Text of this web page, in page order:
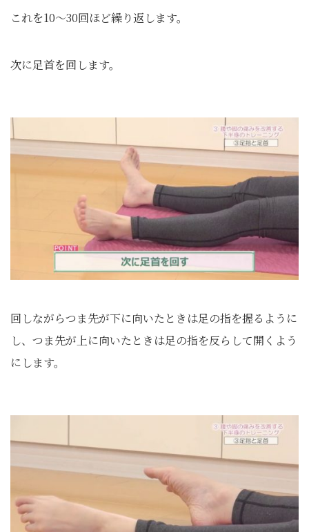
これを10～30回ほど繰り返します。
次に足首を回します。
回しながらつま先が下に向いたときは足の指を握るように
し、つま先が上に向いたときは足の指を反らして開くよう
にします。